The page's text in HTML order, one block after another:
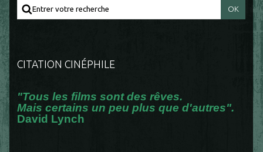
CITATION CINÉPHILE
"Tous les films sont des rêves.
Mais certains un peu plus que d'autres".
David Lynch